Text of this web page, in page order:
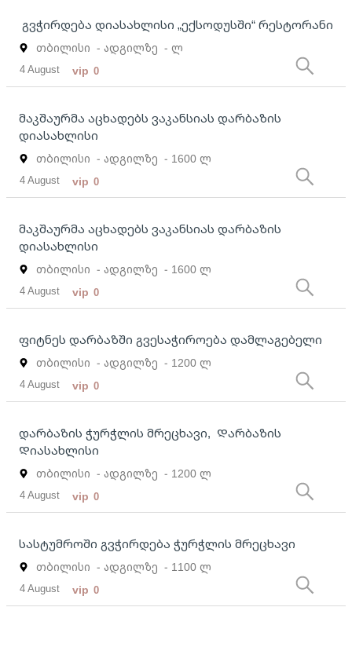
გვჭირდება დიასახლისი „ექსოდუსში“ რესტორანი
თბილისი - ადგილზე - ლ
4 August vip 0
მაკშაურმა აცხადებს ვაკანსიას დარბაზის
დიასახლისი
თბილისი - ადგილზე - 1600 ლ
4 August vip 0
მაკშაურმა აცხადებს ვაკანსიას დარბაზის
დიასახლისი
თბილისი - ადგილზე - 1600 ლ
4 August vip 0
ფიტნეს დარბაზში გვესაჭიროება დამლაგებელი
თბილისი - ადგილზე - 1200 ლ
4 August vip 0
დარბაზის ჭურჭლის მრეცხავი, Დარბაზის
Დიასახლისი
თბილისი - ადგილზე - 1200 ლ
4 August vip 0
სასტუმროში გვჭირდება ჭურჭლის მრეცხავი
თბილისი - ადგილზე - 1100 ლ
4 August vip 0